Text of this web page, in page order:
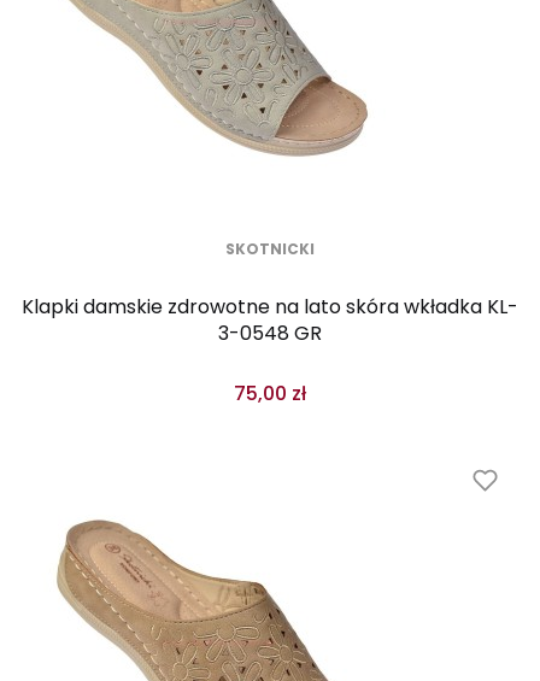
SKOTNICKI
Klapki damskie zdrowotne na lato skóra wkładka KL-
3-0548 GR
75,00 zł